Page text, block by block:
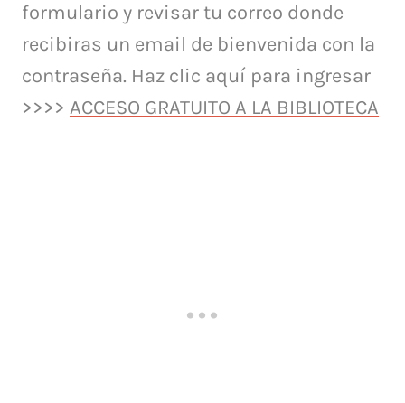
formulario y revisar tu correo donde
recibiras un email de bienvenida con la
contraseña. Haz clic aquí para ingresar
>>>> ACCESO GRATUITO A LA BIBLIOTECA